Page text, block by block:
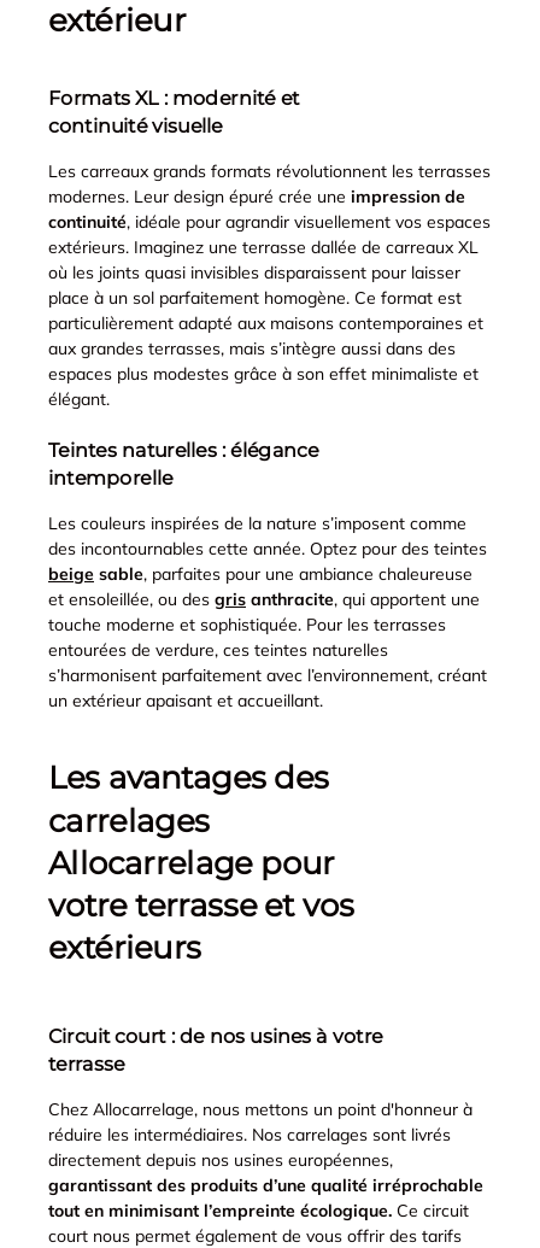
extérieur
Formats XL : modernité et
continuité visuelle
Les carreaux grands formats révolutionnent les terrasses
modernes. Leur design épuré crée une impression de
continuité, idéale pour agrandir visuellement vos espaces
extérieurs. Imaginez une terrasse dallée de carreaux XL
où les joints quasi invisibles disparaissent pour laisser
place à un sol parfaitement homogène. Ce format est
particulièrement adapté aux maisons contemporaines et
aux grandes terrasses, mais s’intègre aussi dans des
espaces plus modestes grâce à son effet minimaliste et
élégant.
Teintes naturelles : élégance
intemporelle
Les couleurs inspirées de la nature s’imposent comme
des incontournables cette année. Optez pour des teintes
beige sable, parfaites pour une ambiance chaleureuse
et ensoleillée, ou des gris anthracite, qui apportent une
touche moderne et sophistiquée. Pour les terrasses
entourées de verdure, ces teintes naturelles
s’harmonisent parfaitement avec l’environnement, créant
un extérieur apaisant et accueillant.
Les avantages des
carrelages
Allocarrelage pour
votre terrasse et vos
extérieurs
Circuit court : de nos usines à votre
terrasse
Chez Allocarrelage, nous mettons un point d'honneur à
réduire les intermédiaires. Nos carrelages sont livrés
directement depuis nos usines européennes,
garantissant des produits d’une qualité irréprochable
tout en minimisant l’empreinte écologique. Ce circuit
court nous permet également de vous offrir des tarifs